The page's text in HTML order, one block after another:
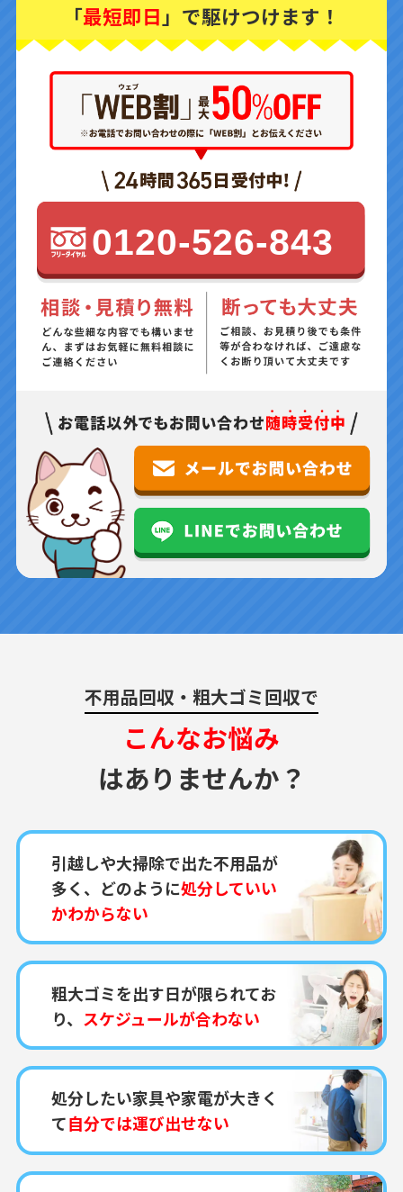
「最短即日 」で駆けつけます！
0120-526-843
不用品回収・粗大ゴミ回収で
こんなお悩み
はありませんか？
引越しや大掃除で出た不用品が
多く、どのように処分していい
かわからない
粗大ゴミを出す日が限られてお
り、 スケジュールが合わない
処分したい家具や家電が大きく
て自分では運び出せない